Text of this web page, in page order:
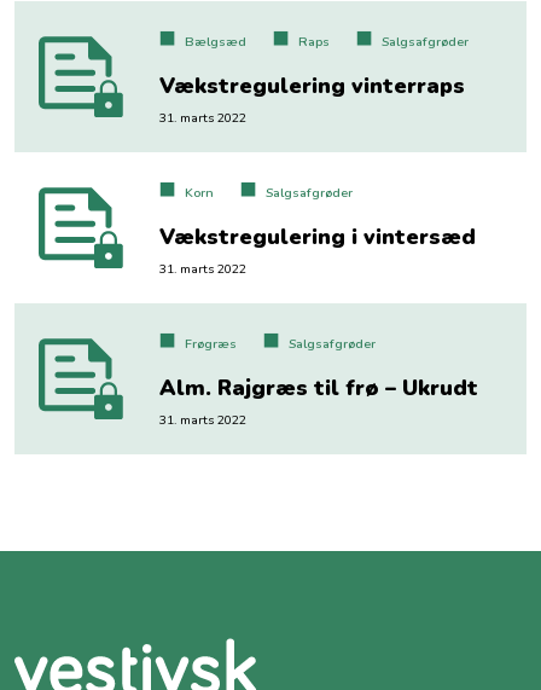
Bælgsæd Raps Salgsafgrøder
Vækstregulering vinterraps
31. marts 2022
Korn Salgsafgrøder
Vækstregulering i vintersæd
31. marts 2022
Frøgræs Salgsafgrøder
Alm. Rajgræs til frø – Ukrudt
31. marts 2022